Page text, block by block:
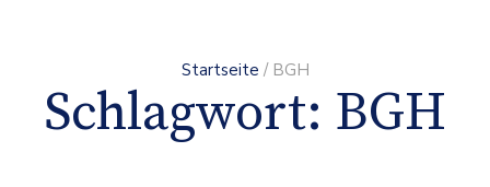
Startseite / BGH
Schlagwort: BGH